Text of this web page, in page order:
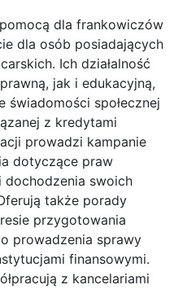
dla frankowiczów
dla osób posiadających
Ich działalność
jak i edukacyjną,
świadomości społecznej
z kredytami
prowadzi kampanie
dotyczące praw
dochodzenia swoich
także porady
przygotowania
prowadzenia sprawy
finansowymi.
z kancelariami